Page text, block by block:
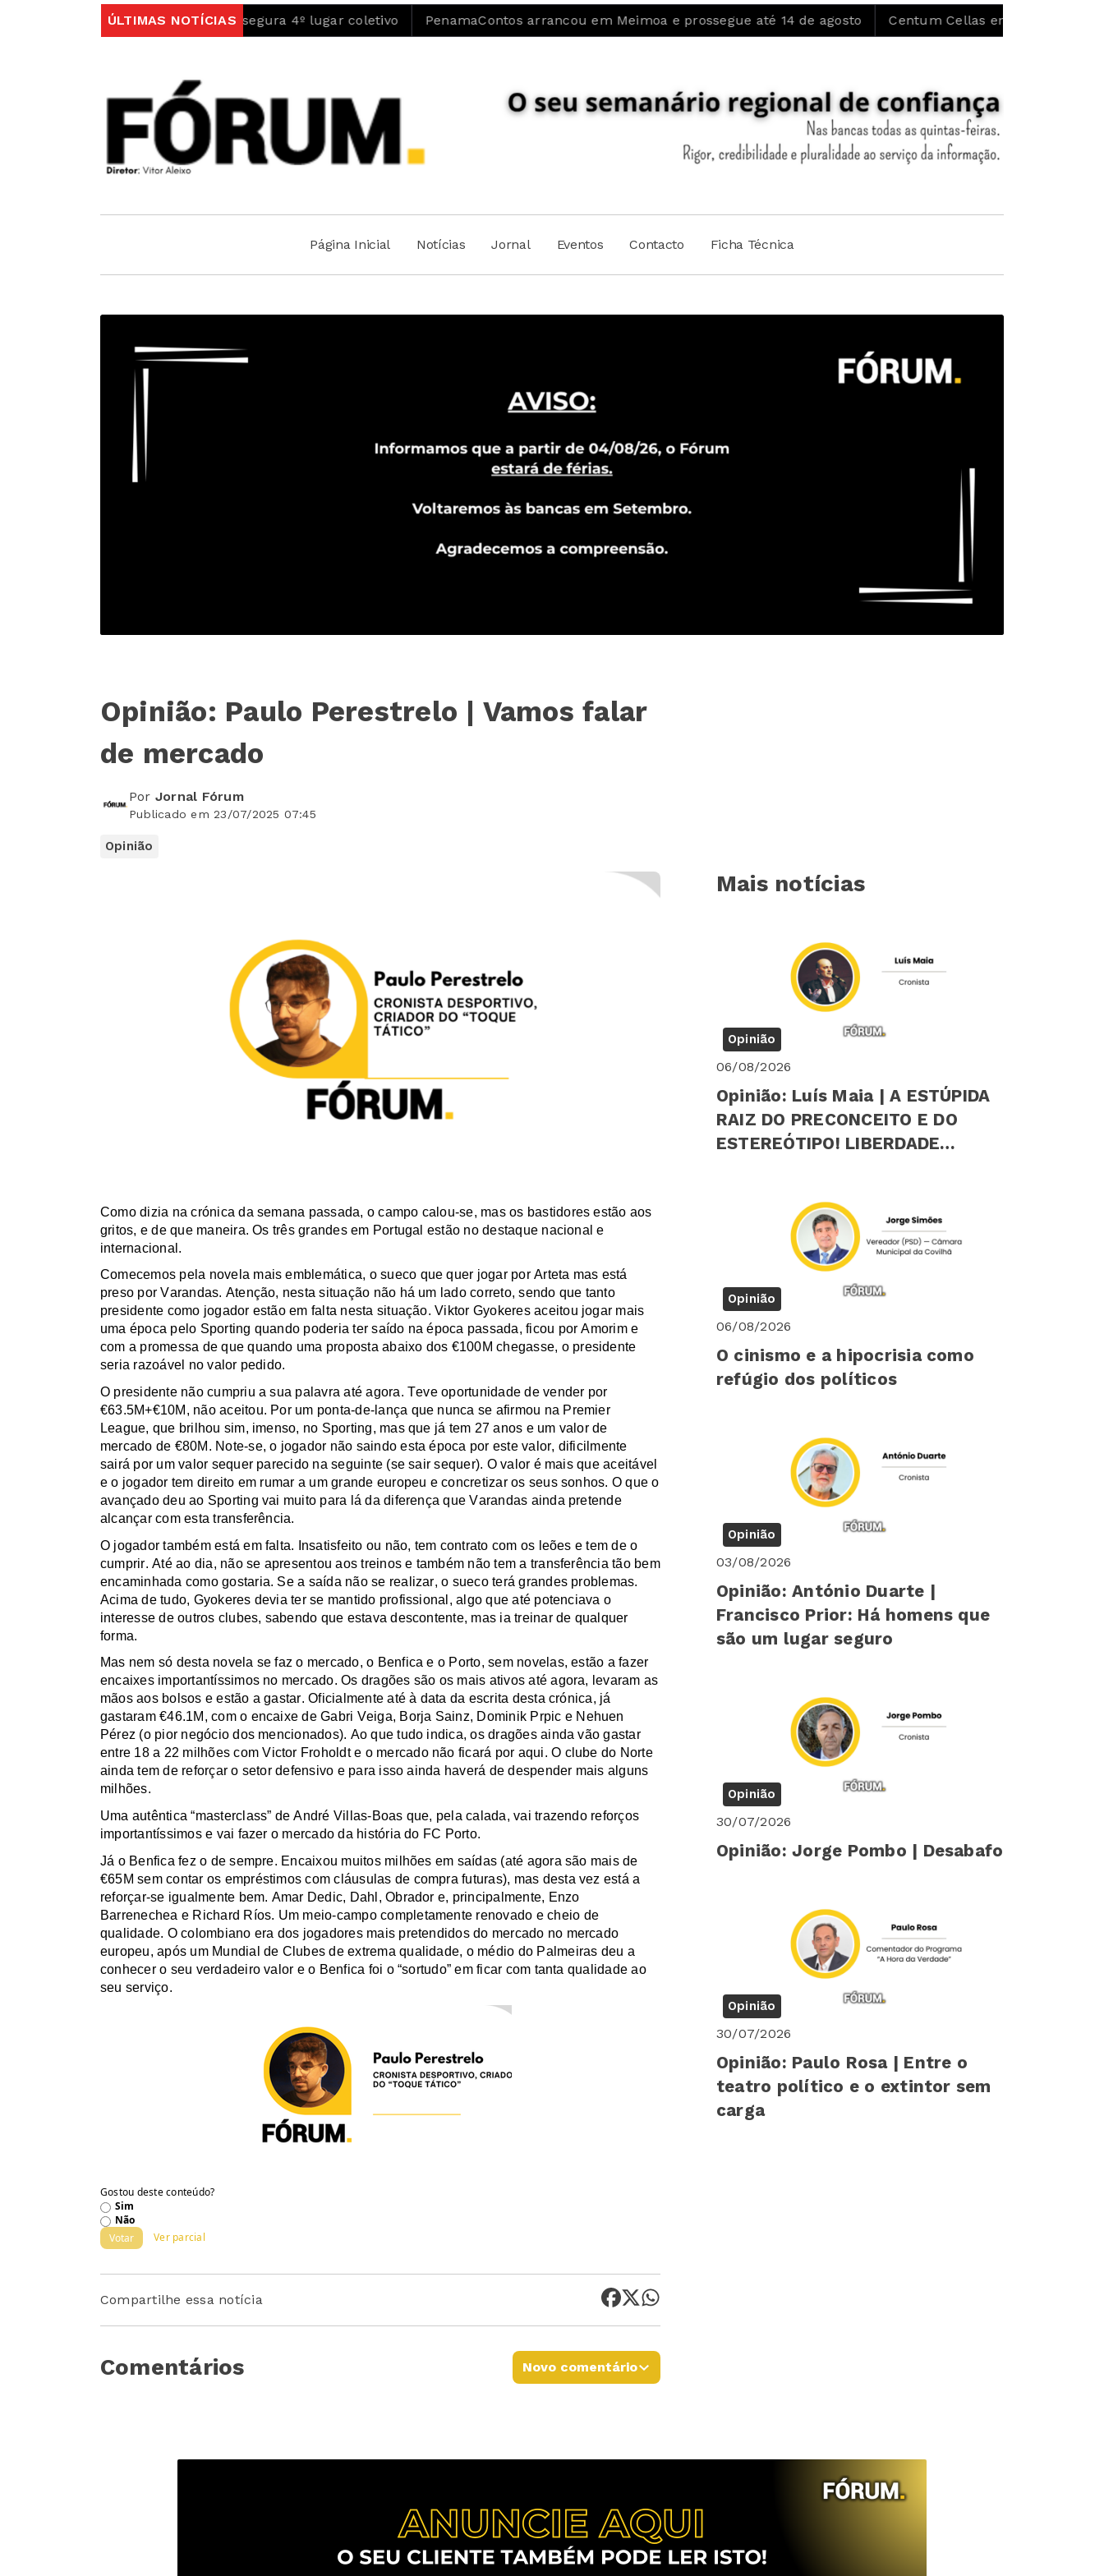
ÚLTIMAS NOTÍCIAS
Skyrunning 2026 e assegura 4º lugar coletivo PenamaContos arrancou em Meimoa e prossegue até 14 de agosto Centum Cellas entra em fase decisiva nas
Página Inicial Notícias Jornal Eventos Contacto Ficha Técnica
Opinião: Paulo Perestrelo | Vamos falar
de mercado
Por Jornal Fórum
Publicado em 23/07/2025 07:45
Opinião
Como dizia na crónica da semana passada, o campo calou-se, mas os bastidores estão aos
gritos, e de que maneira. Os três grandes em Portugal estão no destaque nacional e
internacional.
Comecemos pela novela mais emblemática, o sueco que quer jogar porArteta mas está
preso por Varandas. Atenção, nesta situação não há um lado correto, sendo que tanto
presidente como jogador estão em falta nesta situação.Viktor Gyokeresaceitou jogar mais
uma época pelo Sporting quando poderia ter saído na época passada, ficou por Amorim e
com a promessa de que quando uma proposta abaixo dos €100M chegasse, o presidente
seria razoável no valor pedido.
O presidente não cumpriu a sua palavra até agora. Teve oportunidade de vender por
€63.5M+€10M, não aceitou. Por um ponta-de-lança que nunca se afirmou na Premier
League, que brilhou sim, imenso, no Sporting, mas que já tem 27 anos e um valor de
mercado de €80M. Note-se, o jogador não saindo esta época por este valor, dificilmente
sairá por um valor sequer parecido na seguinte (se sair sequer). O valor é mais que aceitável
e o jogador tem direito em rumar a um grande europeu e concretizar os seus sonhos. O que o
avançado deu ao Sporting vai muito para lá da diferença que Varandas ainda pretende
alcançar com esta transferência.
O jogador também está em falta. Insatisfeito ou não, tem contrato com os leões e tem de o
cumprir. Até ao dia, não se apresentou aos treinos e também não tem a transferência tão bem
encaminhada como gostaria. Se a saída não se realizar, o sueco terá grandes problemas.
Acima de tudo, Gyokeres devia ter se mantido profissional, algo que até potenciava o
interesse de outros clubes, sabendo que estavadescontente, mas ia treinar de qualquer
forma.
Mas nem só desta novela se faz o mercado, o Benfica e o Porto, sem novelas, estão a fazer
encaixes importantíssimos no mercado. Os dragões são os mais ativos até agora, levaram as
mãos aos bolsos e estão a gastar. Oficialmente até à data da escrita desta crónica, já
gastaram €46.1M, com o encaixe deGabri Veiga, Borja Sainz, Dominik Prpic e Nehuen
Pérez (o pior negócio dos mencionados). Ao que tudo indica, os dragões ainda vão gastar
entre 18a 22 milhões com Victor Froholdte o mercado não ficará por aqui. O clube do Norte
ainda tem de reforçar o setor defensivo e para isso ainda haverá de despender mais alguns
milhões.
Uma autêntica “masterclass” de André Villas-Boas que, pela calada, vai trazendo reforços
importantíssimos e vai fazer o mercado da história do FC Porto.
Já o Benfica fez o de sempre. Encaixou muitos milhões em saídas (até agora são mais de
€65M sem contar os empréstimos com cláusulas de compra futuras), mas desta vez está a
reforçar-se igualmente bem. Amar Dedic, Dahl , Obrador e, principalmente, Enzo
Barrenechea e Richard Ríos. Um meio-campo completamente renovado e cheio de
qualidade. O colombiano era dos jogadores mais pretendidos do mercado no mercado
europeu, após um Mundial de Clubes de extrema qualidade, o médio do Palmeiras deu a
conhecer o seu verdadeiro valor e o Benfica foi o “sortudo” em ficar com tanta qualidade ao
seu serviço.
Gostou deste conteúdo?
Sim
Não
Votar
Ver parcial
Compartilhe essa notícia
Comentários Novo comentário
Mais notícias
Opinião
06/08/2026
Opinião: Luís Maia | A ESTÚPIDA
RAIZ DO PRECONCEITO E DO
ESTEREÓTIPO! LIBERDADE
Opinião
06/08/2026
O cinismo e a hipocrisia como
refúgio dos políticos
Opinião
03/08/2026
Opinião: António Duarte |
Francisco Prior: Há homens que
são um lugar seguro
Opinião
30/07/2026
Opinião: Jorge Pombo | Desabafo
Opinião
30/07/2026
Opinião: Paulo Rosa | Entre o
teatro político e o extintor sem
carga